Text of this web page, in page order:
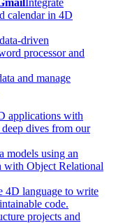
Integrate
calendar in 4D
driven
processor and
and manage
applications with
dives from our
models using an
with Object Relational
4D language to write
code.
projects and